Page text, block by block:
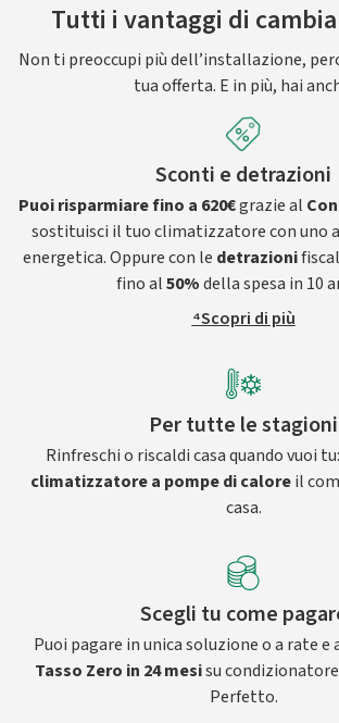
Tutti i vantaggi di
Non ti preoccupi più dell’installazione,
tua offerta. E in più, hai
Sconti e detrazioni
Puoi risparmiare fino a 620€grazie al
sostituisci il tuo climatizzatore con uno
energetica. Oppure con le detrazioni
fino al50%della spesa in 10
⁴Scopri di più
Per tutte le stagioni
Rinfreschi o riscaldi casa quando vuoi
climatizzatore a pompe di caloreil
casa.
Scegli tu come
Puoi pagare in unica soluzione o a rate
Tasso Zero in 24 mesisu
Perfetto.